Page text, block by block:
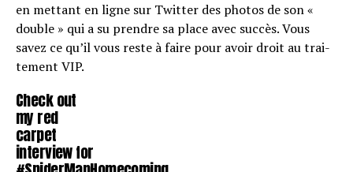
en mettant en ligne sur Twit­ter des photos de son «
double » qui a su prendre sa place avec succès. Vous
savez ce qu’il vous reste à faire pour avoir droit au trai­
te­ment VIP.
Check out
my red
carpet
interview for